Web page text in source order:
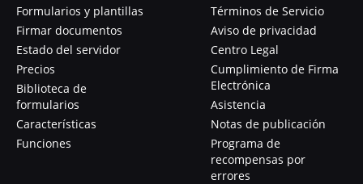
Formularios y plantillas
Firmar documentos
Estado del servidor
Precios
Biblioteca de
formularios
Características
Funciones
Términos de Servicio
Aviso de privacidad
Centro Legal
Cumplimiento de Firma
Electrónica
Asistencia
Notas de publicación
Programa de
recompensas por
errores